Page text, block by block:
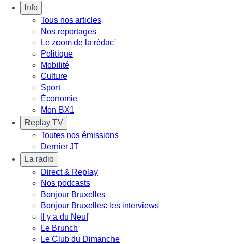
Info
Tous nos articles
Nos reportages
Le zoom de la rédac'
Politique
Mobilité
Culture
Sport
Économie
Mon BX1
Replay TV
Toutes nos émissions
Dernier JT
La radio
Direct & Replay
Nos podcasts
Bonjour Bruxelles
Bonjour Bruxelles: les interviews
Il y a du Neuf
Le Brunch
Le Club du Dimanche